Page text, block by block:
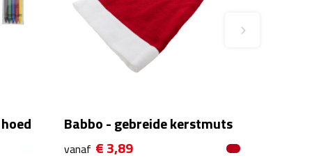
Babbo - gebreide kerstmuts
vanaf € 3,89